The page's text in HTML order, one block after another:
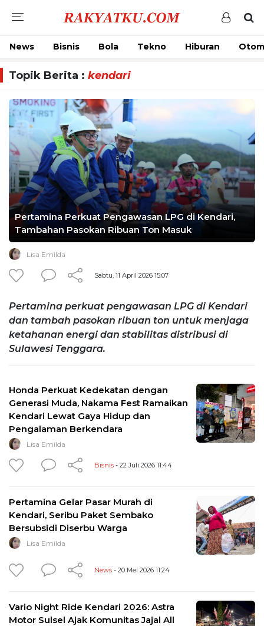
News Bisnis Bola Tekno Hiburan
Topik Berita : kendari
Pertamina Perkuat Pengawasan LPG di Kendari,
Tambahan Pasokan Ribuan Ton Masuk
Lisa Emilda
Sabtu, 11 April 2026 15:07
Pertamina perkuat pengawasan LPG di Kendari
dan tambah pasokan ribuan ton untuk menjaga
ketahanan energi dan stabilitas distribusi di
Sulawesi Tenggara.
Honda Perkuat Kedekatan dengan
Generasi Muda, Nakama Fest Ramaikan
Kendari Lewat Gaya Hidup dan
Pengalaman Berkendara
Lisa Emilda
Bisnis - 22 Juli 2026 11:44
Pertamina Gelar Pasar Murah di
Kendari, Seribu Paket Sembako
Bersubsidi Diserbu Warga
Lisa Emilda
News - 20 Mei 2026 11:24
Vario Night Ride Kendari 2026: Astra
Motor Sulsel Ajak Komunitas Jajal All